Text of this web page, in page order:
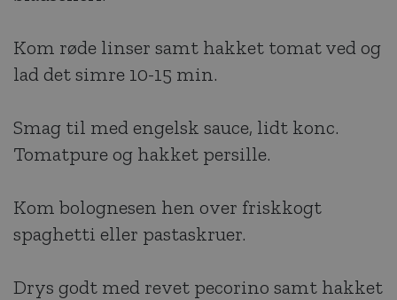
Kom røde linser samt hakket tomat ved og
lad det simre 10-15 min.
Smag til med engelsk sauce, lidt konc.
Tomatpure og hakket persille.
Kom bolognesen hen over friskkogt
spaghetti eller pastaskruer.
Drys godt med revet pecorino samt hakket